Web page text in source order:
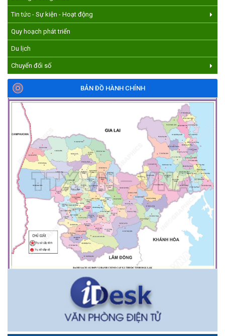
Tin tức - Sự kiện - Hoạt động
Quy hoạch phát triển
Du lịch
Chuyển đổi số
BẢN ĐỒ HÀNH CHÍNH